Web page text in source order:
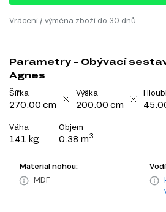
Vrácení / výměna zboží do 30 dnů
Parametry - Obývací
Agnes
Šířka
270.00 cm
Výška
200.00 cm
Váha
141 kg
Objem
0.38 m3
Material nohou:
MDF